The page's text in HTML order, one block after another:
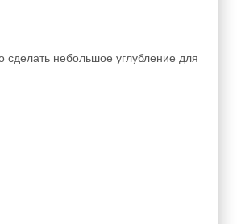
сделать небольшое углубление для